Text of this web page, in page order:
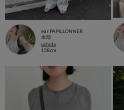
ear PAPILLONNER
本部
uchida
158cm